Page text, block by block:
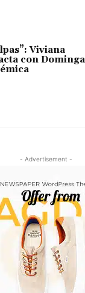
Viviana
con Dominga
- Advertisement -